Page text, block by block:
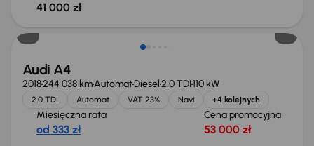
41 000 zł
Audi A4
2018244 038 kmAutomatDiesel2.0 TDI110 kW
2.0 TDI Automat VAT 23% Navi +4 kolejnych
Miesięczna rata
od 333 zł
Cena promocyjna
53 000 zł